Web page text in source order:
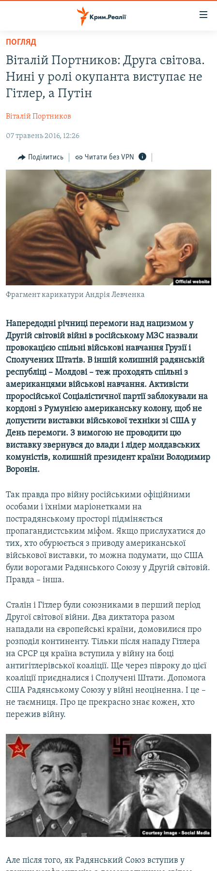
Перейти
основного
матеріалу
Перейти
до
основної
Перейти
пошуку
ВІДЕО ТА ФОТО
БЛОГИ
ПОГЛЯД
ІНТЕРВ'Ю
ВСЕ ЗА ДЕНЬ
ДЕПОРТАЦІЯ
ВІДЕОУРОКИ «ELIFBE»
СВІДЧЕННЯ ОКУПАЦІЇ
УКРАЇНСЬКА ПРОБЛЕМА КРИМУ
ІНФОГРАФІКА
ЯК ОБІЙТИ БЛОКУВАННЯ
Русский
Qırımtatar
ДОЛУЧАЙСЯ!
Усі сайти RFE/RL
ПОГЛЯД
Віталій Портников: Друга світова.
Нині у ролі окупанта виступає не
Гітлер, а Путін
Віталій Портников
07 травень 2016, 12:26
Поділитись Читати без VPN
Фрагмент карикатури Андрія Левченка
Напередодні річниці перемоги над нацизмом у
Другій світовій війні в російському МЗС назвали
провокацією спільні військові навчання Грузії і
Сполучених Штатів. В іншій колишній радянській
республіці – Молдові – теж проходять спільні з
американцями військові навчання. Активісти
проросійської Соціалістичної партії заблокували на
кордоні з Румунією американську колону, щоб не
допустити виставки військової техніки зі США у
День перемоги. З вимогою не проводити цю
виставку звернувся до влади і лідер молдавських
комуністів, колишній президент країни Володимир
Воронін.
Так правда про війну російськими офіційними
особами і їхніми маріонетками на
пострадянському просторі підміняється
пропагандистським міфом. Якщо прислухатися до
тих, хто обурюється з приводу американської
військової виставки, то можна подумати, що США
були ворогами Радянського Союзу у Другій світовій.
Правда – інша.
Сталін і Гітлер були союзниками в перший період
Другої світової війни. Два диктатора разом
нападали на європейські країни, домовилися про
розподіл континенту. Тільки після нападу Гітлера
на СРСР ця країна вступила у війну на боці
антигітлерівської коаліції. Ще через півроку до цієї
коаліції приєдналися і Сполучені Штати. Допомога
США Радянському Союзу у війні неоціненна. І це –
не таємниця. Про це прекрасно знає кожен, хто
пережив війну.
Але після того, як Радянський Союз вступив у